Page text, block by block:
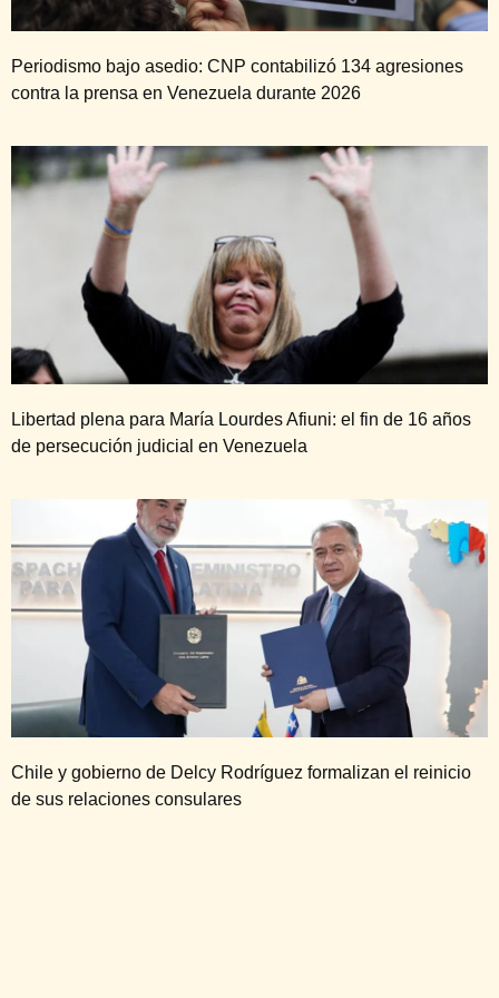
Periodismo bajo asedio: CNP contabilizó 134 agresiones
contra la prensa en Venezuela durante 2026
Libertad plena para María Lourdes Afiuni: el fin de 16 años
de persecución judicial en Venezuela
Chile y gobierno de Delcy Rodríguez formalizan el reinicio
de sus relaciones consulares